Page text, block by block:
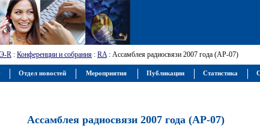
R : Конференции и собрания : RA: Ассамблея радиосвязи 2007 года (АР-07)
Ассамблея радиосвязи 2007 года (АР-07)
Отдел новостей Мероприятия Публикации Статистика